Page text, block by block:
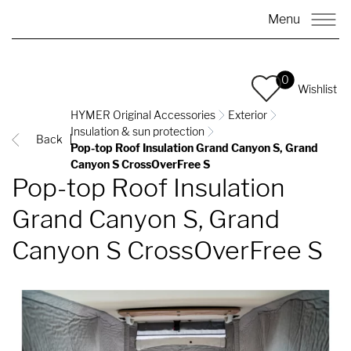
Menu
0
Wishlist
Back
HYMER Original Accessories
Exterior
Insulation & sun protection
Pop-top Roof Insulation Grand Canyon S, Grand
Canyon S CrossOverFree S
Pop-top Roof Insulation
Grand Canyon S, Grand
Canyon S CrossOverFree S